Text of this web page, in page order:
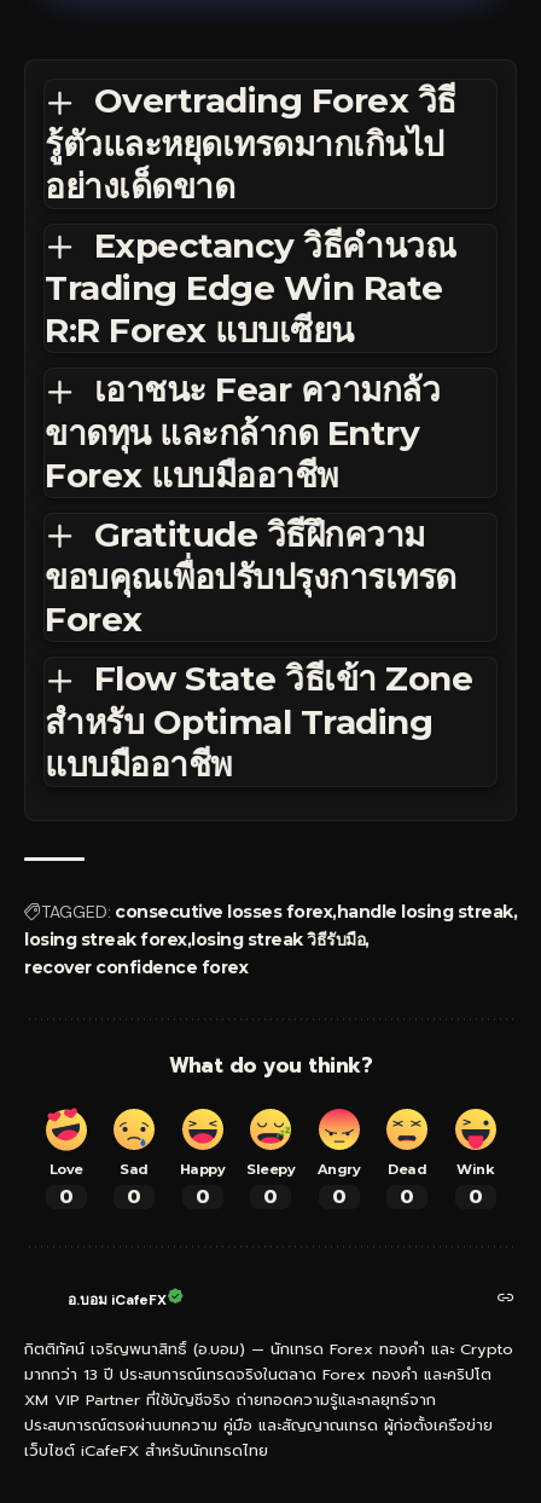
Overtrading Forex วิธี
รู้ตัวและหยุดเทรดมากเกินไป
อย่างเด็ดขาด
Expectancy วิธีคำนวณ
Trading Edge Win Rate
R:R Forex แบบเซียน
เอาชนะ Fear ความกลัว
ขาดทุน และกล้ากด Entry
Forex แบบมืออาชีพ
Gratitude วิธีฝึกความ
ขอบคุณเพื่อปรับปรุงการเทรด
Forex
Flow State วิธีเข้า Zone
สำหรับ Optimal Trading
แบบมืออาชีพ
TAGGED: consecutive losses forexhandle losing streak
losing streak forexlosing streak วิธีรับมือ
recover confidence forex
What do you think?
Love
0
Sad
0
Happy
0
Sleepy
0
Angry
0
Dead
0
Wink
0
อ.บอม iCafeFX
กิตติทัศน์ เจริญพนาสิทธิ์ (อ.บอม) — นักเทรด Forex ทองคำ และ Crypto
มากกว่า 13 ปี ประสบการณ์เทรดจริงในตลาด Forex ทองคำ และคริปโต
XM VIP Partner ที่ใช้บัญชีจริง ถ่ายทอดความรู้และกลยุทธ์จาก
ประสบการณ์ตรงผ่านบทความ คู่มือ และสัญญาณเทรด ผู้ก่อตั้งเครือข่าย
เว็บไซต์ iCafeFX สำหรับนักเทรดไทย